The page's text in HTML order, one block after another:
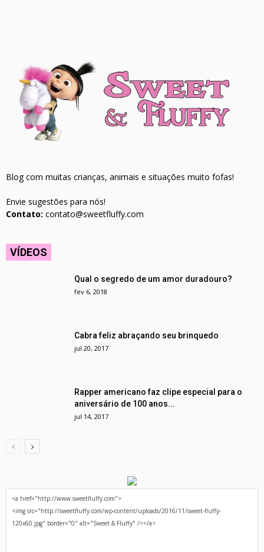
Blog com muitas crianças, animais e situações muito fofas!
Envie sugestões para nós!
Contato: contato@sweetfluffy.com
VÍDEOS
Qual o segredo de um amor duradouro?
fev 6, 2018
Cabra feliz abraçando seu brinquedo
jul 20, 2017
Rapper americano faz clipe especial para o
aniversário de 100 anos...
jul 14, 2017